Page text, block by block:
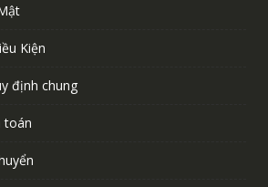
Kiện
định chung
toán